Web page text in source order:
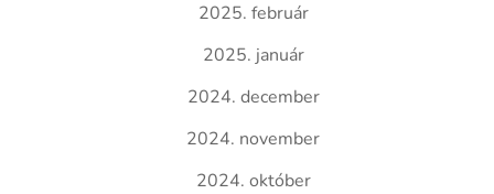
2025. február
2025. január
2024. december
2024. november
2024. október